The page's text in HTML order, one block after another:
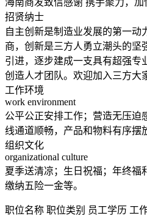
海南商发致信感谢 携手聚力，加
招贤纳士
自主创新是制造业发展的第一动
商，创新是三方人勇立潮头的坚
引进，逐步建成一支具有超强专
创造人才团队。欢迎加入三方大
工作环境
work environment
公平公正安排工作；营造无压迫
线通道顺畅，产品和物料有序摆
组织文化
organizational culture
夏季送清凉；生日祝福；年终福
缴纳五险一金等。
职位名称 职位类别 员工学历 工